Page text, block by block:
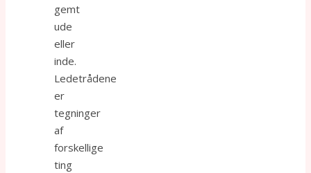
gemt
ude
eller
inde.
Ledetrådene
er
tegninger
af
forskellige
ting